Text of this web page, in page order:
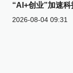
“AI+创业”加速
2026-08-04 09:31